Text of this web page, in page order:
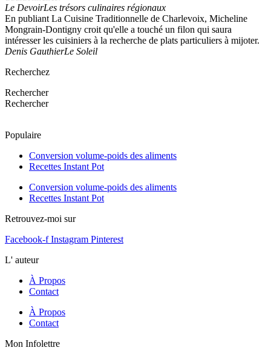
Le DevoirLes trésors culinaires régionaux
En publiant La Cuisine Traditionnelle de Charlevoix, Micheline
Mongrain-Dontigny croit qu'elle a touché un filon qui saura
intéresser les cuisiniers à la recherche de plats particuliers à mijoter.
Denis GauthierLe Soleil
Recherchez
Rechercher
Rechercher
Populaire
Conversion volume-poids des aliments
Recettes Instant Pot
Conversion volume-poids des aliments
Recettes Instant Pot
Retrouvez-moi sur
Facebook-f Instagram Pinterest
L' auteur
À Propos
Contact
À Propos
Contact
Mon Infolettre